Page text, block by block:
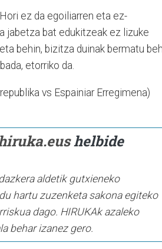
ez da egoiliarren eta ez-
jabetza bat edukitzeak ez lizuke
behin, bizitza duinak bermatu
etorriko da.
vs Espainiar Erregimena)
helbide
aldetik gutxieneko
hartu zuzenketa sakona egiteko
dago. HIRUKAk azaleko
behar izanez gero.